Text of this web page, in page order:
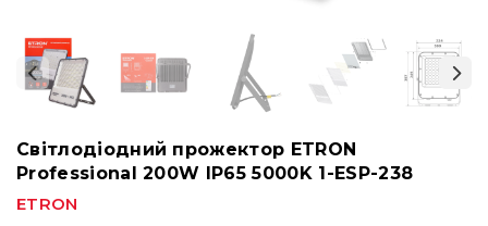
Світлодіодний прожектор ETRON
Professional 200W IP65 5000K 1-ESP-238
ETRON